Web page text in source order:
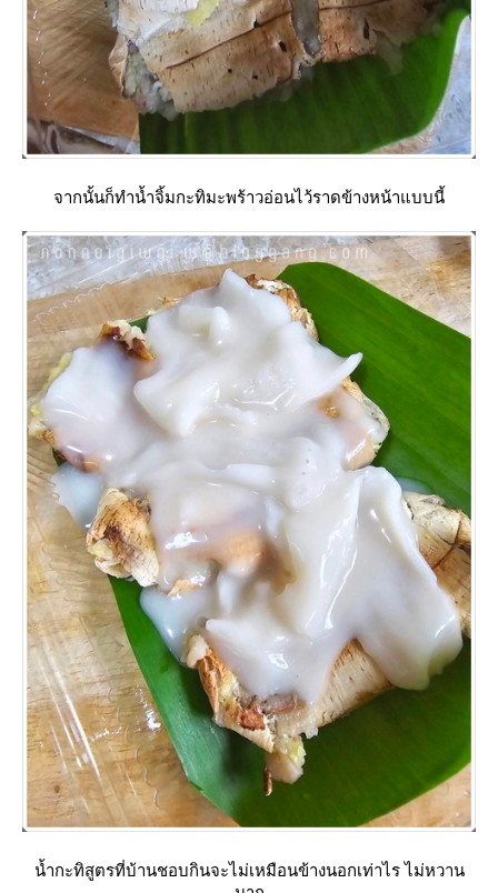
จากนั้นก็ทำน้ำจิ้มกะทิมะพร้าวอ่อนไว้ราดข้างหน้าแบบนี้
น้ำกะทิสูตรที่บ้านชอบกินจะไม่เหมือนข้างนอกเท่าไร ไม่หวาน